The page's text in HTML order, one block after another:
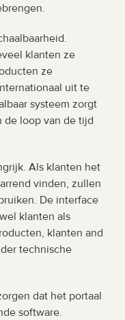
klanten ze
ze
uit te
systeem zorgt
de loop van de tijd
Als klanten het
vinden, zullen
De interface
klanten als
klanten and
technische
dat het portaal
software.